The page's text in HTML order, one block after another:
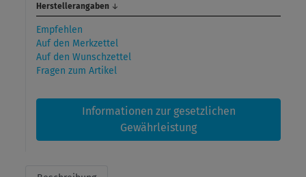
Herstellerangaben ↓
Empfehlen
Auf den Merkzettel
Auf den Wunschzettel
Fragen zum Artikel
Informationen zur gesetzlichen
Gewährleistung